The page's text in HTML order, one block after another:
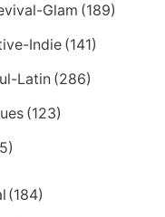
Glam (189)
Indie(141)
Latin (286)
(123)
(184)